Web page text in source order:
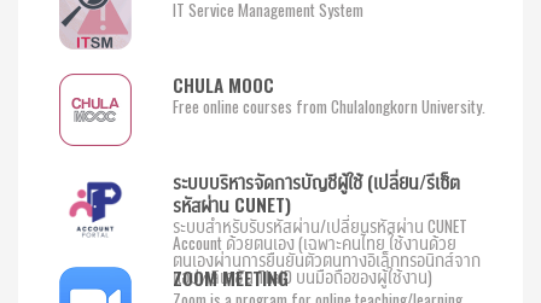
IT Service Management System
CHULA MOOC
Free online courses from Chulalongkorn University.
ระบบบริหารจัดการบัญชีผู้ใช้ (เปลี่ยน/รีเซ็ต
รหัสผ่าน CUNET)
ระบบสำหรับรับรหัสผ่าน/เปลี่ยนรหัสผ่าน CUNET
Account ด้วยตนเอง (เฉพาะคนไทย ใช้งานด้วย
ตนเองผ่านการยืนยันตัวตนทางอิเล็กทรอนิกส์จาก
แอปพลิเคชัน ThaID บนมือถือของผู้ใช้งาน)
ZOOM MEETING